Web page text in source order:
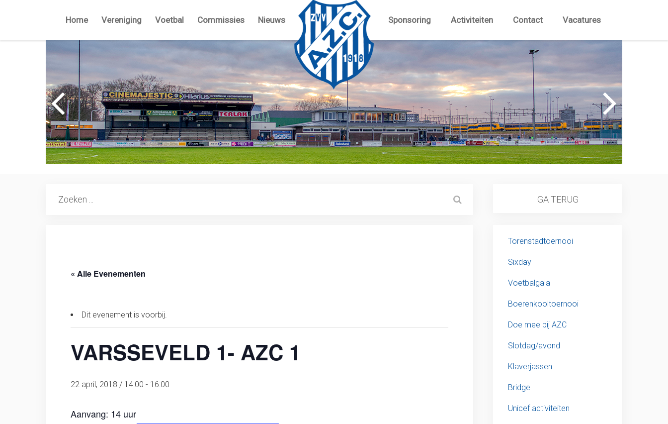
Home Vereniging Voetbal Commissies Nieuws Sponsoring Activiteiten Contact Vacatures
GA TERUG
« Alle Evenementen
Dit evenement is voorbij.
VARSSEVELD 1- AZC 1
22 april, 2018 / 14:00 - 16:00
Aanvang: 14 uur
Torenstadtoernooi
Sixday
Voetbalgala
Boerenkooltoernooi
Doe mee bij AZC
Slotdag/avond
Klaverjassen
Bridge
Unicef activiteiten